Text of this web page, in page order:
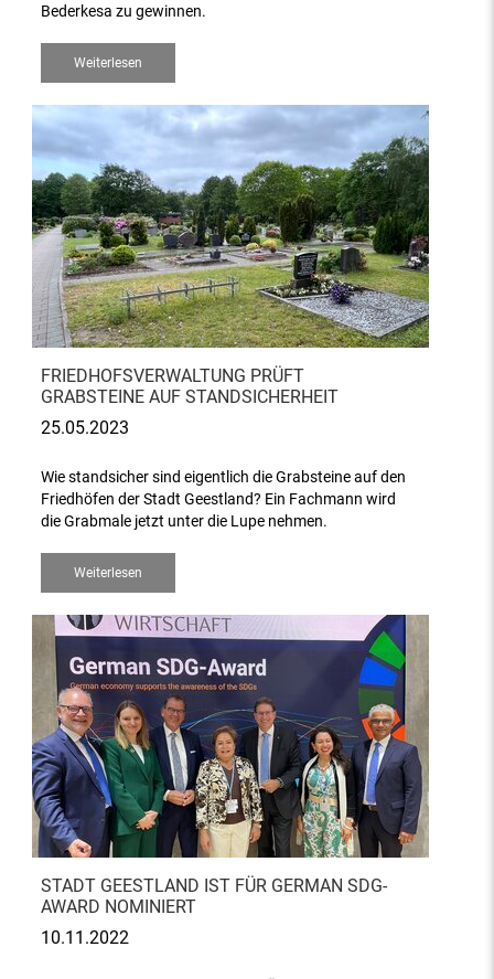
Bederkesa zu gewinnen.
Weiterlesen
FRIEDHOFSVERWALTUNG PRÜFT
GRABSTEINE AUF STANDSICHERHEIT
25.05.2023
Wie standsicher sind eigentlich die Grabsteine auf den
Friedhöfen der Stadt Geestland? Ein Fachmann wird
die Grabmale jetzt unter die Lupe nehmen.
Weiterlesen
STADT GEESTLAND IST FÜR GERMAN SDG-
AWARD NOMINIERT
10.11.2022